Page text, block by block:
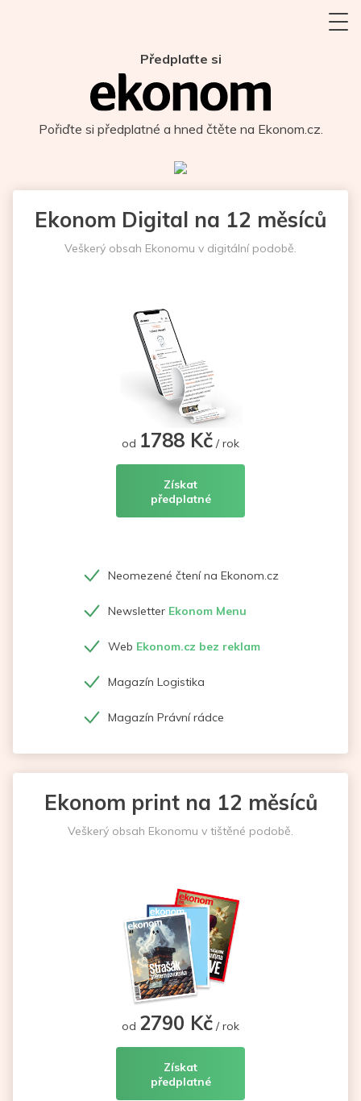
Předplaťte si
Pořiďte si předplatné a hned čtěte na Ekonom.cz.
Ekonom Digital na 12 měsíců
Veškerý obsah Ekonomu v digitální podobě.
od 1788 Kč / rok
Získat
předplatné
Neomezené čtení na Ekonom.cz
Newsletter Ekonom Menu
Web Ekonom.cz bez reklam
Magazín Logistika
Magazín Právní rádce
Ekonom print na 12 měsíců
Veškerý obsah Ekonomu v tištěné podobě.
od 2790 Kč / rok
Získat
předplatné